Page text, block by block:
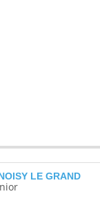
LE GRAND